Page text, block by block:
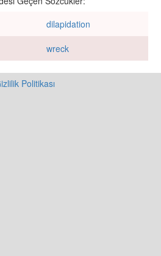
dilapidation
wreck
Politikası